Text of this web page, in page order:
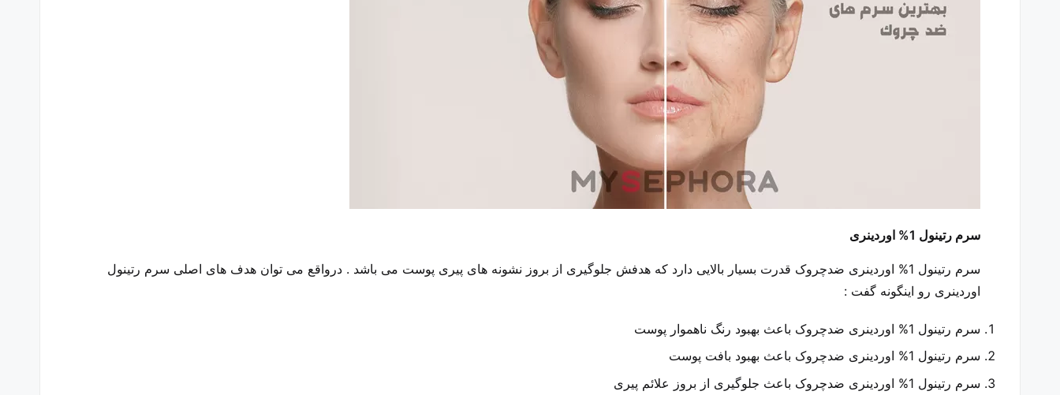
سرم رتینول 1% اوردینری
سرم رتینول 1% اوردینری ضدچروک قدرت بسیار بالایی دارد که هدفش جلوگیری از بروز نشونه های پیری پوست می باشد . درواقع می توان هدف های اصلی
سرم رتینول
اوردینری رو اینگونه گفت :
سرم رتینول 1% اوردینری ضدچروک باعث بهبود رنگ ناهموار پوست
سرم رتینول 1% اوردینری ضدچروک باعث بهبود بافت پوست
سرم رتینول 1% اوردینری ضدچروک باعث جلوگیری از بروز علائم پیری